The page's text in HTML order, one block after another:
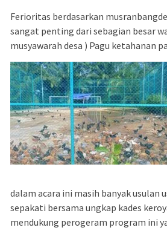
Ferioritas berdasarkan
sangat penting dari sebagian besar
musyawarah desa ) Pagu ketahanan
dalam acara ini masih banyak usulan
sepakati bersama ungkap kades
mendukung perogeram program ini